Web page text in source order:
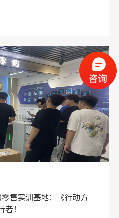
售实训基地：《行动方
！